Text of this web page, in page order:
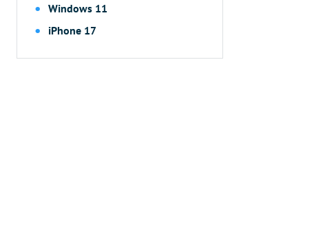
Windows 11
iPhone 17